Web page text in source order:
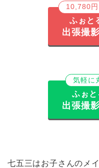
10,780円
ふぉと
出張撮
気軽に
ふぉ
出張撮
七五三はお子さんのメ